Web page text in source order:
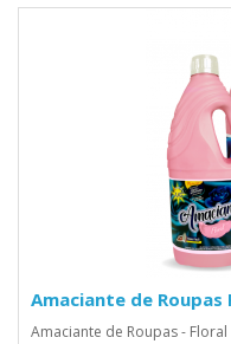
Amaciante de Roupas
Amaciante de Roupas -